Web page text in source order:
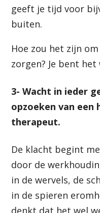
geeft je tijd voor
buiten.
Hoe zou het zijn
zorgen? Je bent het
3- Wacht in ieder
opzoeken van
therapeut.
De klacht begint
door de
in de wervels, de
in de spieren
denkt dat het wel